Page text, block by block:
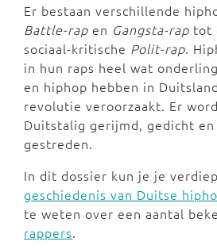
Er bestaan verschillende
Battle-rap en Gangsta-rap tot
sociaal-kritische Polit-rap.
in hun raps heel wat
en hiphop hebben in
revolutie veroorzaakt. Er
Duitstalig gerijmd, gedicht
gestreden.
In dit dossier kun je je
geschiedenis van Duitse
te weten over een aantal
rappers.